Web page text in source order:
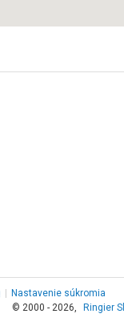
Nastavenie súkromia
© 2000 - 2026,
Ringier